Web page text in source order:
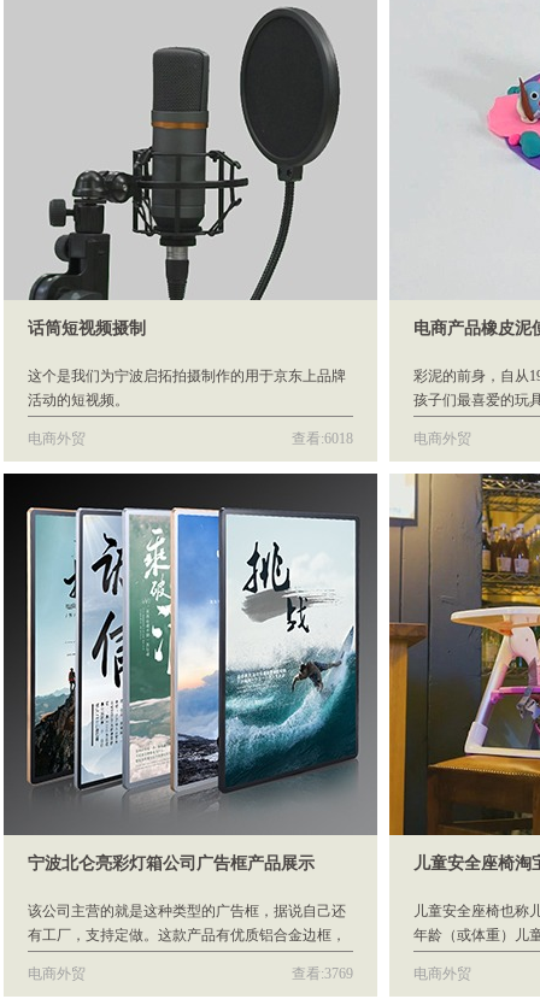
话筒短视频摄制
这个是我们为宁波启拓拍摄制作的用于京东上品牌
活动的短视频。
电商外贸 查看:6018
电商产品橡皮泥
彩泥的前身，自从
孩子们最喜爱的玩
颜色和香味。包括
刮胡水味等等。
电商外贸
宁波北仑亮彩灯箱公司广告框产品展示
该公司主营的就是这种类型的广告框，据说自己还
有工厂，支持定做。这款产品有优质铝合金边框，
试保证框架结构固定不翘脚的前提下厚度最低标
电商外贸 查看:3769
儿童安全座椅淘
儿童安全座椅也称
年龄（或体重）儿
义是：能够固定到
电商外贸